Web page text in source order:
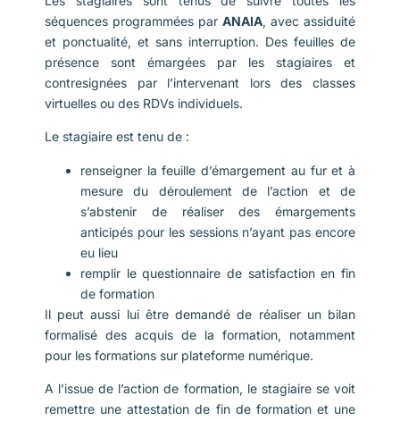
séquences programmées par ANAIA, avec assiduité
et ponctualité, et sans interruption. Des feuilles de
présence sont émargées par les stagiaires et
contresignées par l’intervenant lors des classes
virtuelles ou des RDVs individuels.
Le stagiaire est tenu de :
renseigner la feuille d’émargement au fur et à
mesure du déroulement de l’action et de
s’abstenir de réaliser des émargements
anticipés pour les sessions n’ayant pas encore
eu lieu
remplir le questionnaire de satisfaction en fin
de formation
Il peut aussi lui être demandé de réaliser un bilan
formalisé des acquis de la formation, notamment
pour les formations sur plateforme numérique.
A l’issue de l’action de formation, le stagiaire se voit
remettre une attestation de fin de formation et une